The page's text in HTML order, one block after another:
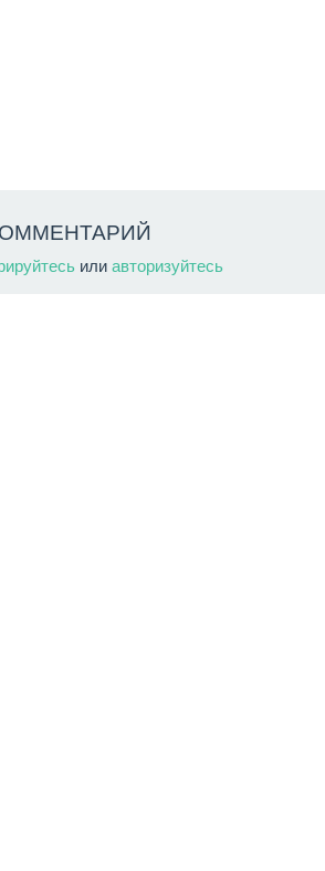
илиавторизуйтесь